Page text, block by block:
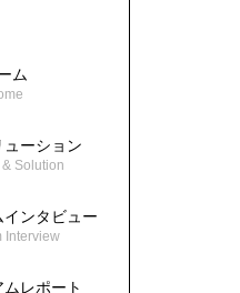
ム
ーション
& Solution
インタビュー
Interview
ムレポート